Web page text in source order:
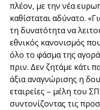
πλέον, με την νέα
καθίσταται αδύνατο.
τη δυνατότητα να
εθνικός κανονισμός
όλο το φάσμα της
πριν. Δεν ζητάμε κάτι
άξια αναγνώρισης η
εταιρείες – μέλη του
συντονίζοντας τις